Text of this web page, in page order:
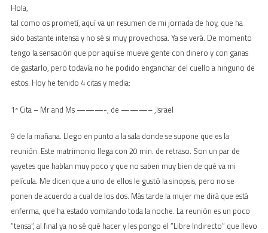
Hola,
tal como os prometí, aquí va un resumen de mi jornada de hoy, que ha
sido bastante intensa y no sé si muy provechosa. Ya se verá. De momento
tengo la sensación que por aquí se mueve gente con dinero y con ganas
de gastarlo, pero todavía no he podido enganchar del cuello a ninguno de
estos. Hoy he tenido 4 citas y media:
1ª Cita – Mr and Ms ———-, de ———– ,Israel
9 de la mañana. Llego en punto a la sala donde se supone que es la
reunión. Este matrimonio llega con 20 min. de retraso. Son un par de
yayetes que hablan muy poco y que no saben muy bien de qué va mi
película. Me dicen que a uno de ellos le gustó la sinopsis, pero no se
ponen de acuerdo a cual de los dos. Más tarde la mujer me dirá que está
enferma, que ha estado vomitando toda la noche. La reunión es un poco
“tensa”, al final ya no sé qué hacer y les pongo el “Libre Indirecto” que llevo